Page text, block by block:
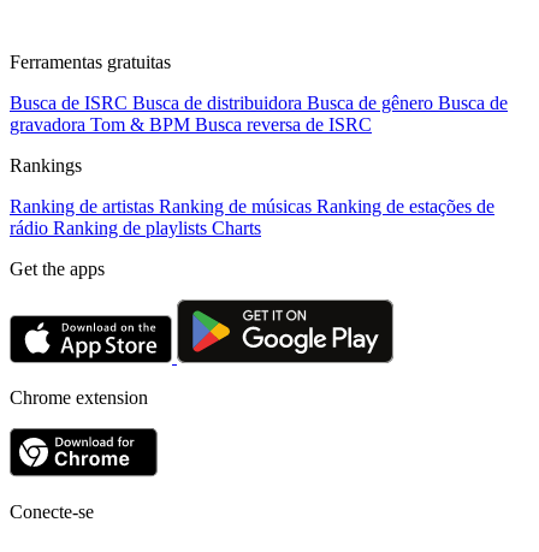
Ferramentas gratuitas
Busca de ISRC Busca de distribuidora Busca de gênero Busca de
gravadora Tom & BPM Busca reversa de ISRC
Rankings
Ranking de artistas Ranking de músicas Ranking de estações de
rádio Ranking de playlists Charts
Get the apps
Chrome extension
Conecte-se